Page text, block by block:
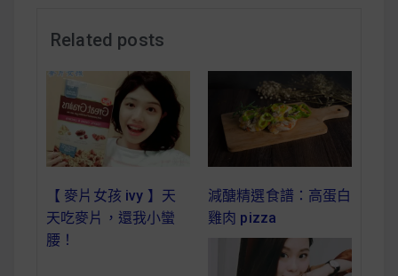
蔬食純素餐廳推薦
Related posts
【 麥片女孩 ivy 】天
天吃麥片，還我小蠻
腰！
減醣精選食譜：高蛋白
雞肉 pizza